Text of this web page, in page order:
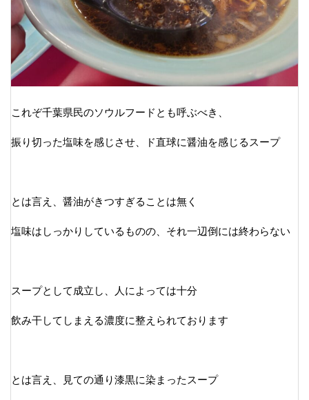
これぞ千葉県民のソウルフードとも呼ぶべき、
振り切った塩味を感じさせ、ド直球に醤油を感じるスープ
とは言え、醤油がきつすぎることは無く
塩味はしっかりしているものの、それ一辺倒には終わらない
スープとして成立し、人によっては十分
飲み干してしまえる濃度に整えられております
とは言え、見ての通り漆黒に染まったスープ